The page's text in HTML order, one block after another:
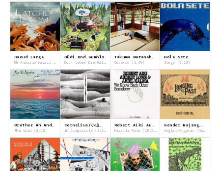
Daoud Langa
Oh Kesario Hazari Gul Ro Phool (2:51)
Büdi Und Gumbls
Noch Leben Die Wälder (5:44)
Takuma Watanabe/渡邊 琢磨
Outward (1:49)
Bola Sete
Jongo (2:15)
Brother Ah And The Sounds Of Awareness
The Void (8:25)
Cornelius/小山田 圭吾
10 Crépuscule (3:26)
Robert Aiki Aubrey Lowe & Ariel Kalma
Miracle Mile (18:54)
Gender Wajang, Koeta
Angkat-Angatan (Indonesia) (2:57)